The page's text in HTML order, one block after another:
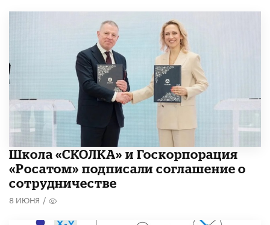
Школа «СКОЛКА» и Госкорпорация
«Росатом» подписали соглашение о
сотрудничестве
8 ИЮНЯ /